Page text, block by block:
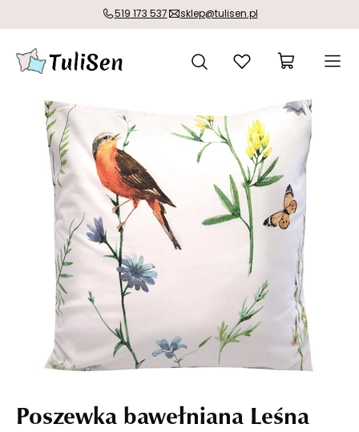
519 173 537 sklep@tulisen.pl
Poszewka bawełniana Leśna